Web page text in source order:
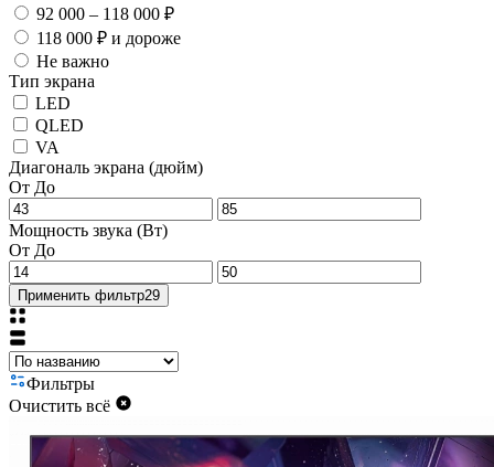
92 000 – 118 000 ₽
118 000 ₽ и дороже
Не важно
Тип экрана
LED
QLED
VA
Диагональ экрана (дюйм)
От До
Мощность звука (Вт)
От До
Применить фильтр29
Фильтры
Очистить всё